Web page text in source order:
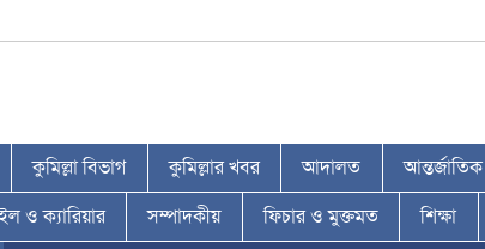
কুমিল্লা বিভাগ কুমিল্লার খবর আদালত আন্তর্জাতিক
ও ক্যারিয়ার সম্পাদকীয় ফিচার ও মুক্তমত শিক্ষা